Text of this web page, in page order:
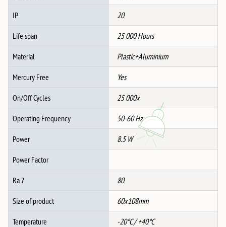
IP 20
Life span 25 000 Hours
Material Plastic+Aluminium
Mercury Free Yes
On/Off Cycles 25 000x
Operating Frequency 50-60 Hz
Power 8.5 W
Power Factor
Ra ? 80
Size of product 60x108mm
Temperature -20°C / +40°C